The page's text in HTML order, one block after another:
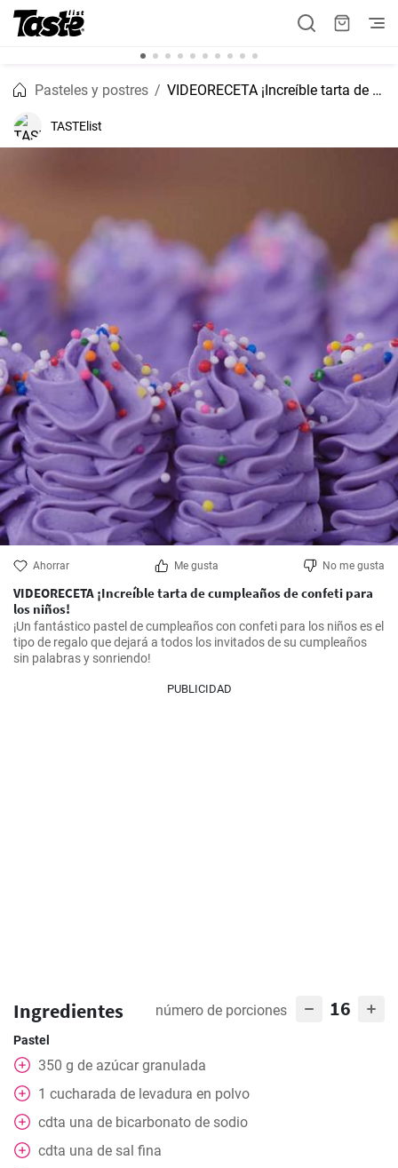
Pasteles y postres VIDEORECETA ¡Increíble tarta de cumpleaños de confeti para los niños!
TASTElist
Ahorrar Me gusta No me gusta
VIDEORECETA ¡Increíble tarta de cumpleaños de confeti para
los niños!
¡Un fantástico pastel de cumpleaños con confeti para los niños es el
tipo de regalo que dejará a todos los invitados de su cumpleaños
sin palabras y sonriendo!
PUBLICIDAD
Ingredientes número de porciones 16
Pastel
350 g de azúcar granulada
1 cucharada de levadura en polvo
cdta una de bicarbonato de sodio
cdta una de sal fina